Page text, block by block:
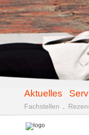
Aktuelles
Fachstellen